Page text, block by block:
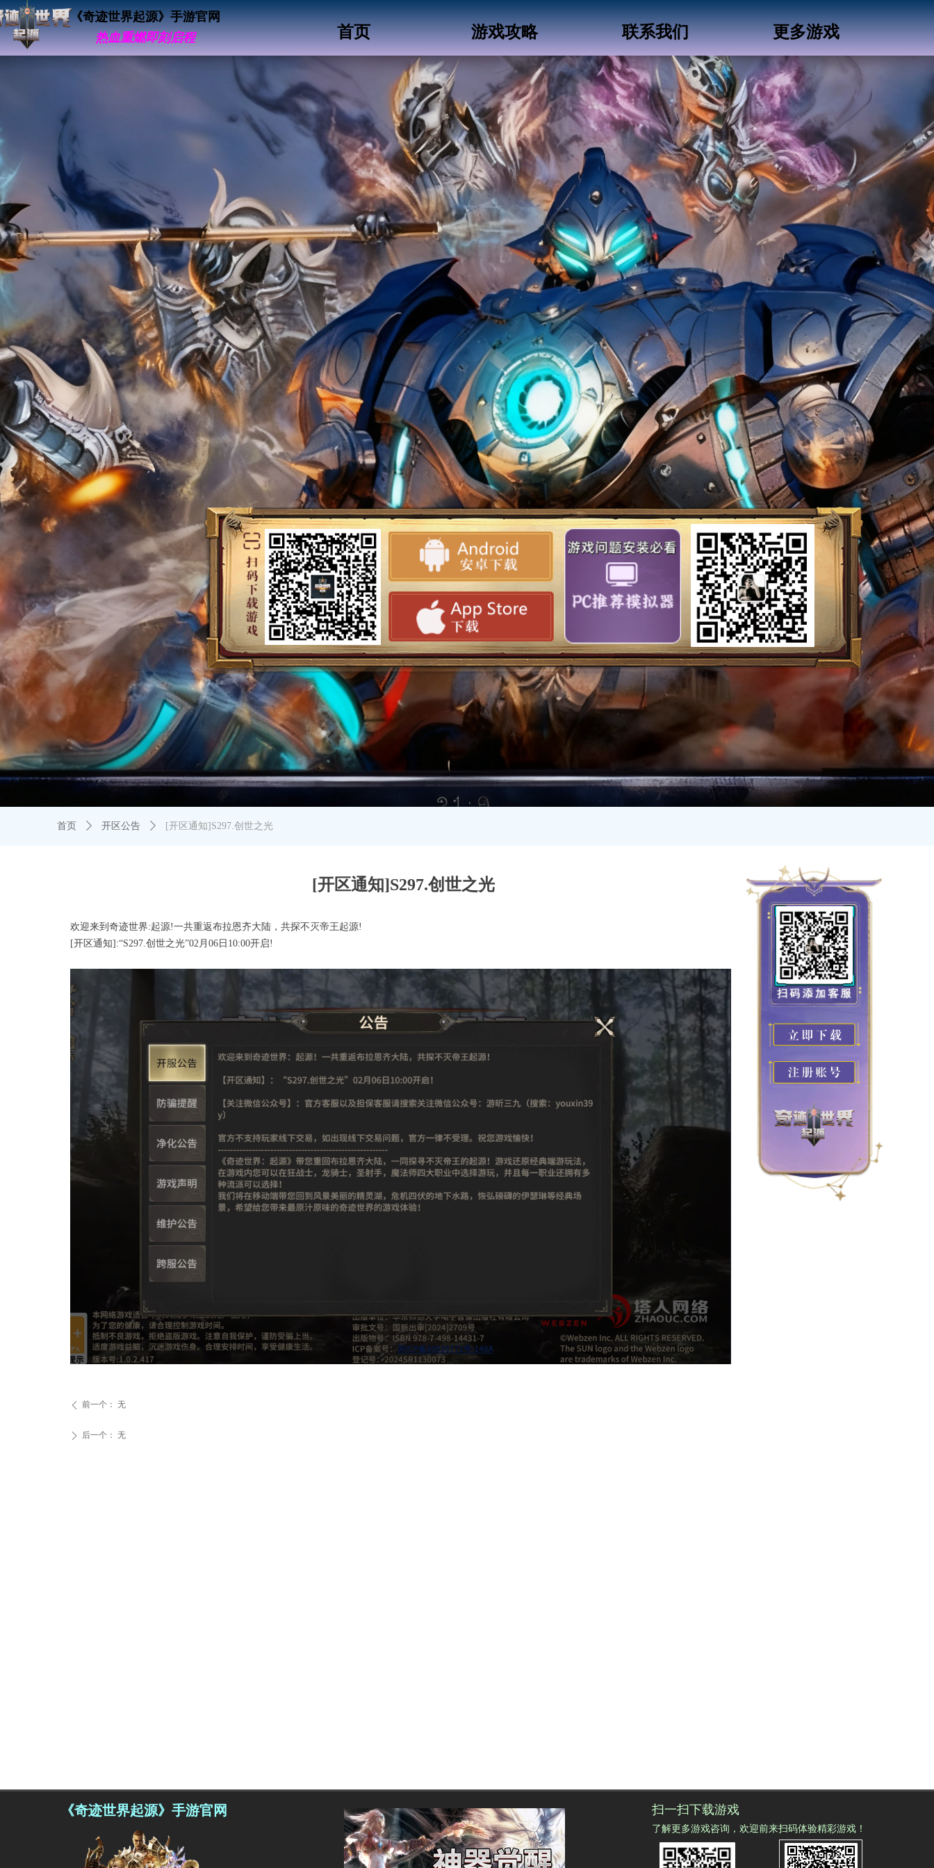
《奇迹世界起源》手游官网
热血重燃即刻启程
首页 游戏攻略 联系我们 更多游戏
[开区通知]S297.创世之光
欢迎来到奇迹世界:起源!一共重返布拉恩齐大陆，共探不灭帝王起源!
[开区通知]:“S297.创世之光”02月06日10:00开启!
首页 ꄲ 开区公告 ꄲ [开区通知]S297.创世之光
ꄴ 前一个： 无
ꄲ 后一个： 无
《奇迹世界起源》手游官网 扫一扫下载游戏
了解更多游戏咨询，欢迎前来扫码体验精彩游戏！